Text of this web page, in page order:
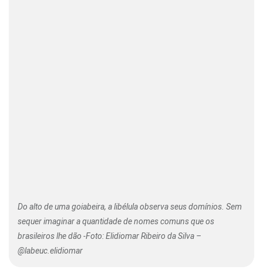
Do alto de uma goiabeira, a libélula observa seus domínios. Sem
sequer imaginar a quantidade de nomes comuns que os
brasileiros lhe dão -Foto: Elidiomar Ribeiro da Silva –
@labeuc.elidiomar